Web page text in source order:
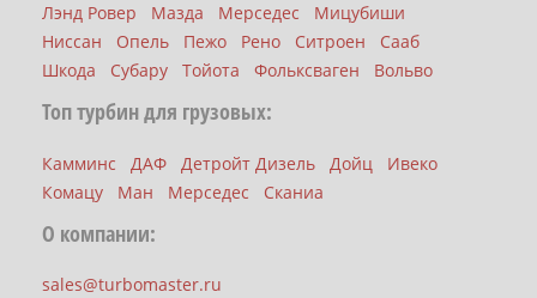
Лэнд Ровер
Мазда Мерседес
Мицубиши
Ниссан
Опель Пежо Рено Ситроен
Сааб
Шкода
Субару Тойота Фольксваген Вольво
Топ турбин для грузовых:
Камминс ДАФ Детройт Дизель Дойц
Ивеко
Комацу
Ман Мерседес Сканиа
О компании:
sales@turbomaster.ru